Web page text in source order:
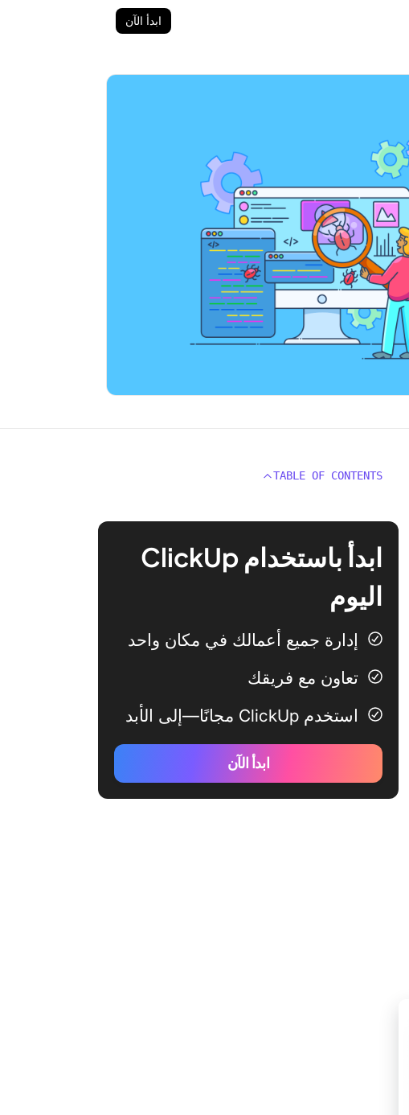
ابدأ الآن
TABLE OF CONTENTS
ابدأ باستخدام ClickUp
اليوم
إدارة جميع أعمالك في مكان واحد
تعاون مع فريقك
استخدم ClickUp مجانًا—إلى الأبد
ابدأ الآن